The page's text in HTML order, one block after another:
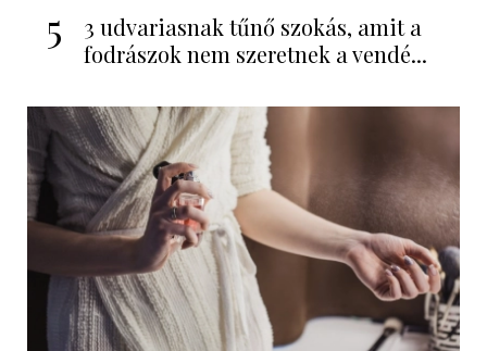
5
3 udvariasnak tűnő szokás, amit a
fodrászok nem szeretnek a vendé...